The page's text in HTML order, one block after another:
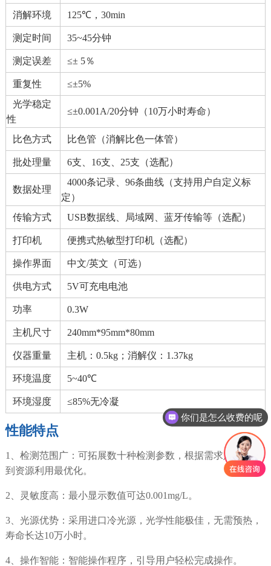
消解环境 125℃，30min
测定时间 35~45分钟
测定误差 ≤± 5％
重复性
≤±5%
光学稳定
性
≤±0.001A/20分钟（10万小时寿命）
比色方式 比色管（消解比色一体管）
批处理量 6支、16支、25支（选配）
数据处理
4000条记录、96条曲线（支持用户自定义标
定）
传输方式
USB数据线、局域网、蓝牙传输等（选配）
打印机 便携式热敏型打印机（选配）
操作界面 中文/英文（可选）
供电方式 5V可充电电池
功率 0.3W
主机尺寸 240mm*95mm*80mm
仪器重量 主机：0.5kg；消解仪：1.37kg
环境温度 5~40℃
环境湿度 ≤85%无冷凝
性能特点
1、检测范围广：可拓展数十种检测参数，根据需求定制，达
到资源利用最优化。
2、灵敏度高：最小显示数值可达0.001mg/L。
3、光源优势：采用进口冷光源，光学性能极佳，无需预热，
寿命长达10万小时。
4、操作智能：智能操作程序，引导用户轻松完成操作。
你们是怎么收费的呢